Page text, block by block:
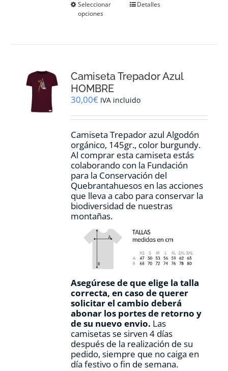
Seleccionar
opciones
Este
se
elegir
en
la
de
producto
Detalles
Camiseta Trepador Azul
HOMBRE
30,00€ IVA incluido
Camiseta Trepador azul Algodón
orgánico, 145gr., color burgundy.
Al comprar esta camiseta estás
colaborando con la Fundación
para la Conservación del
Quebrantahuesos en las acciones
que lleva a cabo para conservar la
biodiversidad de nuestras
montañas.
Asegúrese de que elige la talla
correcta, en caso de querer
solicitar el cambio deberá
abonar los portes de retorno y
de su nuevo envio. Las
camisetas se sirven 4 días
después de la realización de su
pedido, siempre que no caiga en
día festivo o fin de semana.